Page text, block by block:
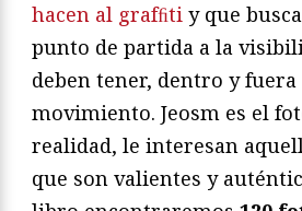
hacen al grafﬁti y que
punto de partida a la
deben tener, dentro y fuera
movimiento. Jeosm es el
realidad, le interesan
que son valientes y